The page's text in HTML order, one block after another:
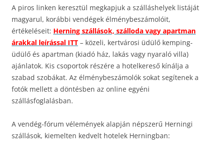
A piros linken keresztül megkapjuk a szálláshelyek listáját
magyarul, korábbi vendégek élménybeszámolóit,
értékeléseit: Herning szállások, szálloda vagy apartman
árakkal leírással ITT – közeli, kertvárosi üdülő kemping-
üdülő és apartman (kiadó ház, lakás vagy nyaraló villa)
ajánlatok. Kis csoportok részére a hotelkereső kínálja a
szabad szobákat. Az élménybeszámolók sokat segítenek a
fotók mellett a döntésben az online egyéni
szállásfoglalásban.
A vendég-fórum vélemények alapján népszerű Herningi
szállások, kiemelten kedvelt hotelek Herningban: